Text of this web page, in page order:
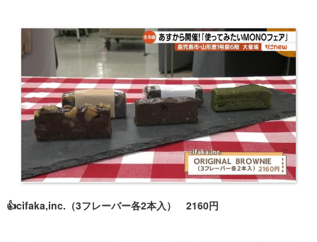
👍cifaka,inc.（3フレーバー各2本入） 2160円